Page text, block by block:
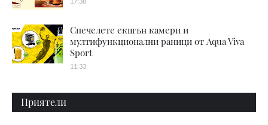
Спечелете екшън камери и
мултифункционални раници от Aqua Viva
Sport
11:33
Приятели